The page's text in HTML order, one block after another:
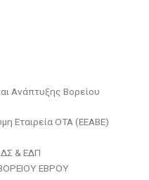
Ανάπτυξης Βορείου
Εταιρεία ΟΤΑ (ΕΕΑΒΕ)
& ΕΔΠ
ΕΒΡΟΥ